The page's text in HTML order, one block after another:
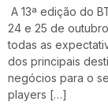
A 13ª edição do
24 e 25 de
todas as
dos principais
negócios para o
players […]